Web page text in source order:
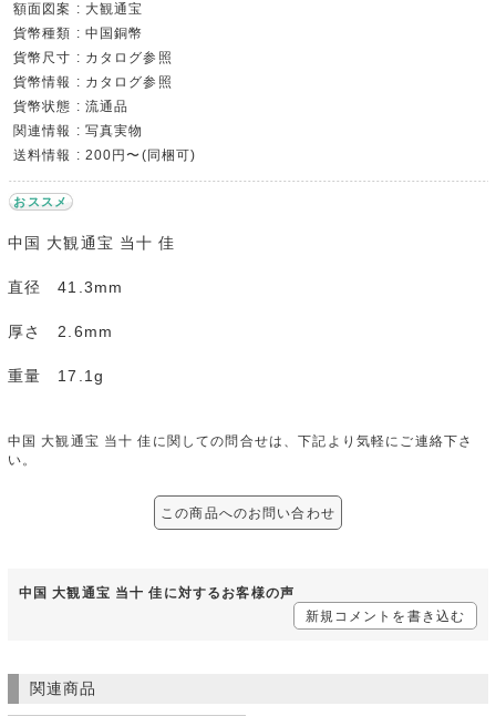
額面図案 : 大観通宝
貨幣種類 : 中国銅幣
貨幣尺寸 : カタログ参照
貨幣情報 : カタログ参照
貨幣状態 : 流通品
関連情報 : 写真実物
送料情報 : 200円〜(同梱可)
おススメ
中国 大観通宝 当十 佳
直径 41.3mm
厚さ 2.6mm
重量 17.1g
中国 大観通宝 当十 佳に関しての問合せは、下記より気軽にご連絡下さ
い。
この商品へのお問い合わせ
中国 大観通宝 当十 佳に対するお客様の声
新規コメントを書き込む
関連商品